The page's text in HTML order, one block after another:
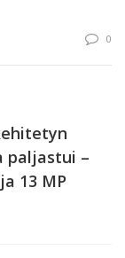
0
paljastui –
13 MP